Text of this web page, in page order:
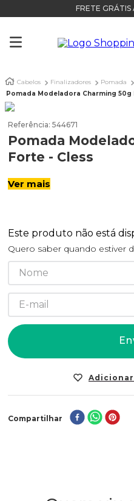
FRETE GRÁTIS
Cabelos Finalizadores
Pomada
Pomada Modeladora Charming 50g
Referência: 544671
Pomada
Forte - Cless
Ver mais
Este produto não está
Quero saber quando estiver
Compartilhar